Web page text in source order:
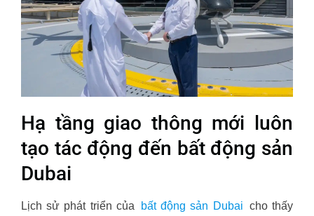
Hạ tầng giao thông mới luôn
tạo tác động đến bất động sản
Dubai
Lịch sử phát triển của bất động sản Dubai cho thấy